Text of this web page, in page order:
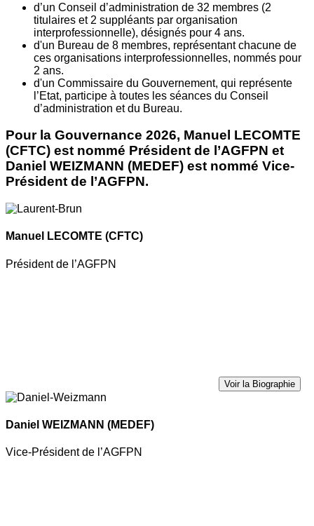
d’un Conseil d’administration de 32 membres (2
titulaires et 2 suppléants par organisation
interprofessionnelle), désignés pour 4 ans.
d'un Bureau de 8 membres, représentant chacune de
ces organisations interprofessionnelles, nommés pour
2 ans.
d'un Commissaire du Gouvernement, qui représente
l’Etat, participe à toutes les séances du Conseil
d’administration et du Bureau.
Pour la Gouvernance 2026, Manuel LECOMTE
(CFTC) est nommé Président de l’AGFPN et
Daniel WEIZMANN (MEDEF) est nommé Vice-
Président de l’AGFPN.
Manuel LECOMTE (CFTC)
Président de l’AGFPN
Voir la Biographie
Daniel WEIZMANN (MEDEF)
Vice-Président de l’AGFPN